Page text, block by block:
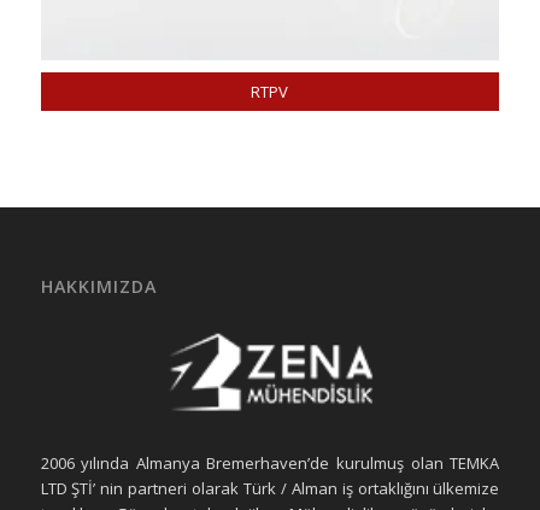
RTPV
HAKKIMIZDA
2006 yılında Almanya Bremerhaven’de kurulmuş olan TEMKA
LTD ŞTİ’ nin partneri olarak Türk / Alman iş ortaklığını ülkemize